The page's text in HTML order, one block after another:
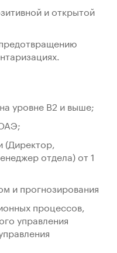
и открытой
уровне В2 и выше;
(Директор,
отдела) от 1
и прогнозирования
процессов,
управления